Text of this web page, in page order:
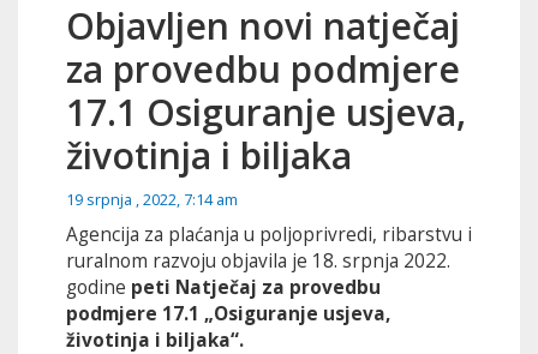
Objavljen novi natječaj
za provedbu podmjere
17.1 Osiguranje usjeva,
životinja i biljaka
19 srpnja , 2022, 7:14 am
Agencija za plaćanja u poljoprivredi, ribarstvu i
ruralnom razvoju objavila je 18. srpnja 2022.
godine peti Natječaj za provedbu
podmjere 17.1 „Osiguranje usjeva,
životinja i biljaka“.